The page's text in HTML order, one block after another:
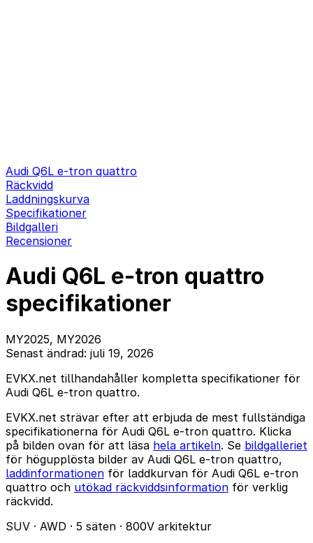
Audi Q6L e-tron quattro
Räckvidd
Laddningskurva
Specifikationer
Bildgalleri
Recensioner
Audi Q6L e-tron quattro
specifikationer
MY2025, MY2026
Senast ändrad: juli 19, 2026
EVKX.net tillhandahåller kompletta specifikationer för
Audi Q6L e-tron quattro.
EVKX.net strävar efter att erbjuda de mest fullständiga
specifikationerna för Audi Q6L e-tron quattro. Klicka
på bilden ovan för att läsa hela artikeln. Se bildgalleriet
för högupplösta bilder av Audi Q6L e-tron quattro,
laddinformationen för laddkurvan för Audi Q6L e-tron
quattro och utökad räckviddsinformation för verklig
räckvidd.
SUV · AWD · 5 säten · 800V arkitektur